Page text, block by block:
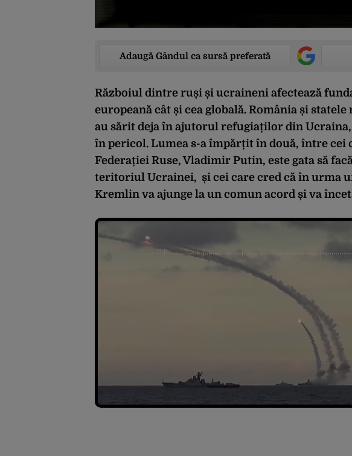
Adaugă Gândul ca sursă preferată
Războiul dintre ruși și ucraineni afectează
europeană cât și cea globală. România și
au sărit deja în ajutorul refugiaților din
în pericol. Lumea s-a împărțit în două, între cei
Federației Ruse, Vladimir Putin, este gata să
teritoriul Ucrainei, și cei care cred că în urma
Kremlin va ajunge la un comun acord și va